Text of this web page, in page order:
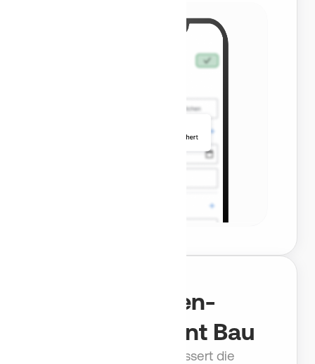
Aufgaben-
Management Bau
Benetics AI verbessert die